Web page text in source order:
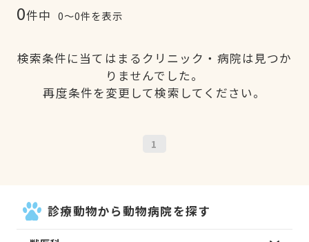
0件中 0〜0件を表示
検索条件に当てはまるクリニック・病院は見つか
りませんでした。
再度条件を変更して検索してください。
1
診療動物から動物病院を探す